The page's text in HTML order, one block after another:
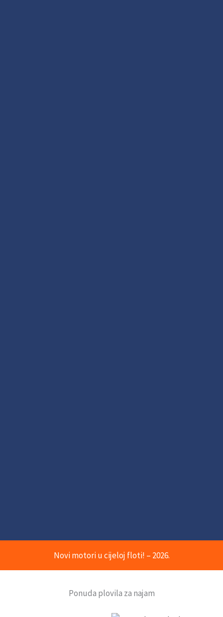
Novi motori u cijeloj floti! – 2026.
Ponuda plovila za najam